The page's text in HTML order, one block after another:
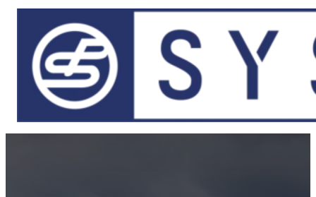
Vai al contenuto principaleVai al piè di pagina